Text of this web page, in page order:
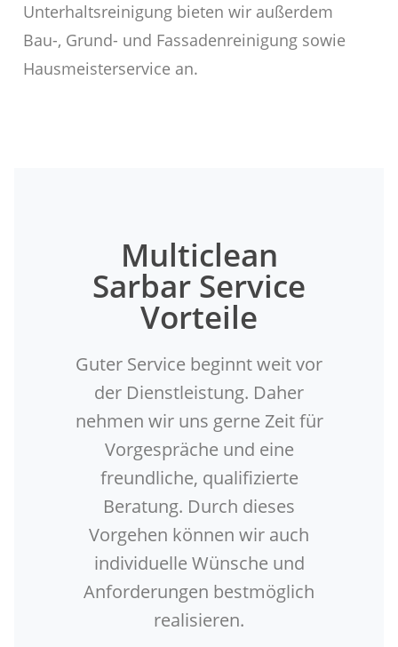
Unterhaltsreinigung bieten wir außerdem
Bau-, Grund- und Fassadenreinigung sowie
Hausmeisterservice an.
Multiclean
Sarbar Service
Vorteile
Guter Service beginnt weit vor
der Dienstleistung. Daher
nehmen wir uns gerne Zeit für
Vorgespräche und eine
freundliche, qualifizierte
Beratung. Durch dieses
Vorgehen können wir auch
individuelle Wünsche und
Anforderungen bestmöglich
realisieren.